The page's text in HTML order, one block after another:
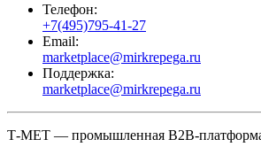
Телефон:
+7(495)795-41-27
Email:
marketplace@mirkrepega.ru
Поддержка:
marketplace@mirkrepega.ru
Т-МЕТ — промышленная B2B-платформа